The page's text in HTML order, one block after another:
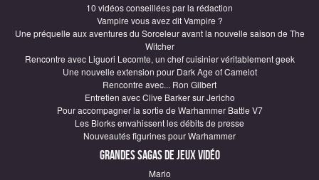
10 vidéos conseillées par la rédaction
Vampire vous avez dit Vampire ?
Une préquelle aux aventures du Sorceleur avant la nouvelle saison de The
Witcher
Rencontre avec Liguori Lecomte, un chef cuisinier véritablement geek
Une nouvelle extension pour Dark Age of Camelot
Rencontre avec... Ron Gilbert
Entretien avec Clive Barker sur Jericho
Pour accompagner la sortie de Warhammer Battle V7
Les Blorks envahissent les débits de presse
Nouveautés figurines pour Warhammer
Grandes sagas de Jeux vidéo
Mario